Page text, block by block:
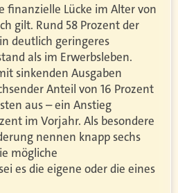
finanzielle Lücke im Alter von
gilt. Rund 58 Prozent der
deutlich geringeres
als im Erwerbsleben.
sinkenden Ausgaben
Anteil von 16 Prozent
aus – ein Anstieg
im Vorjahr. Als besondere
nennen knapp sechs
mögliche
es die eigene oder die eines